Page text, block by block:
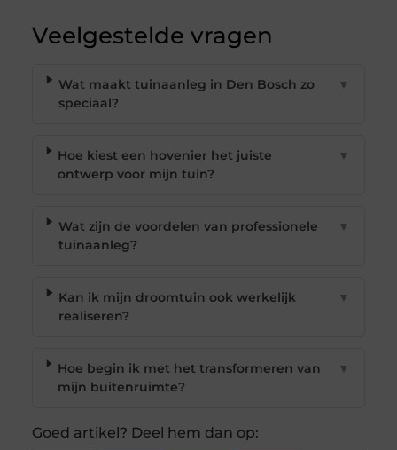
Veelgestelde vragen
Wat maakt tuinaanleg in Den Bosch zo
speciaal?
▼
Hoe kiest een hovenier het juiste
ontwerp voor mijn tuin?
▼
Wat zijn de voordelen van professionele
tuinaanleg?
▼
Kan ik mijn droomtuin ook werkelijk
realiseren?
▼
Hoe begin ik met het transformeren van
mijn buitenruimte?
▼
Goed artikel? Deel hem dan op: